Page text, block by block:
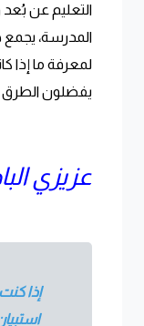
التعليم عن
المدرسة،
لمعرفة ما إذا
يفضلون الطرق
عزيزي
إذا